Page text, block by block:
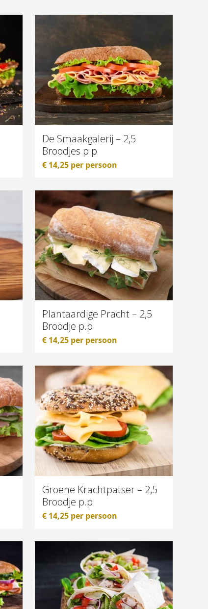
De Smaakgalerij – 2,5
Broodjes p.p
€ 14,25 per persoon
Plantaardige Pracht – 2,5
Broodje p.p
€ 14,25 per persoon
Groene Krachtpatser – 2,5
Broodje p.p
€ 14,25 per persoon